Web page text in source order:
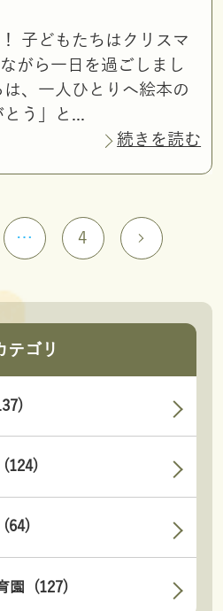
子どもたちはクリスマ
がら一日を過ごしまし
、一人ひとりへ絵本の
う」と...
続きを読む
… 4
テゴリ
園 (127)